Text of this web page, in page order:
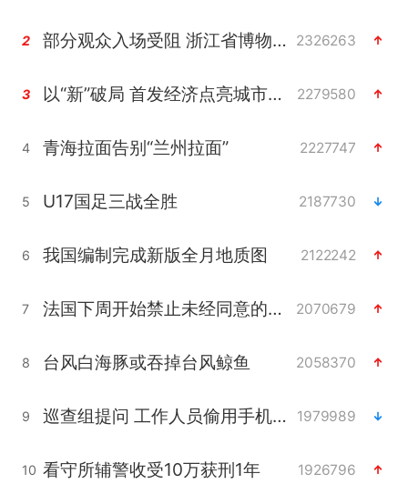
2 部分观众入场受阻 浙江省博物馆致歉 2326263
3 以“新”破局 首发经济点亮城市消费活力 2279580
4 青海拉面告别“兰州拉面” 2227747
5 U17国足三战全胜 2187730
6 我国编制完成新版全月地质图 2122242
7 法国下周开始禁止未经同意的电话营销 2070679
8 台风白海豚或吞掉台风鲸鱼 2058370
9 巡查组提问 工作人员偷用手机查答案 1979989
10 看守所辅警收受10万获刑1年 1926796